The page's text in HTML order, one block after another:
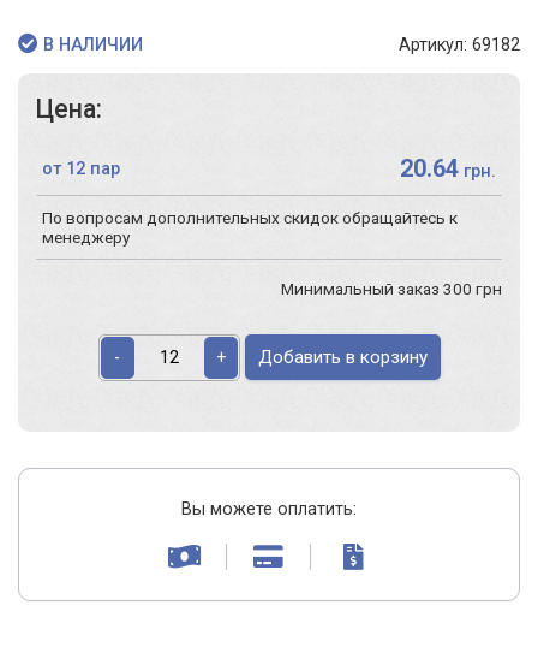
В НАЛИЧИИ Артикул: 69182
Цена:
от 12 пар 20.64 грн.
По вопросам дополнительных скидок обращайтесь к
менеджеру
Минимальный заказ 300 грн
- + Добавить в корзину
Вы можете оплатить: